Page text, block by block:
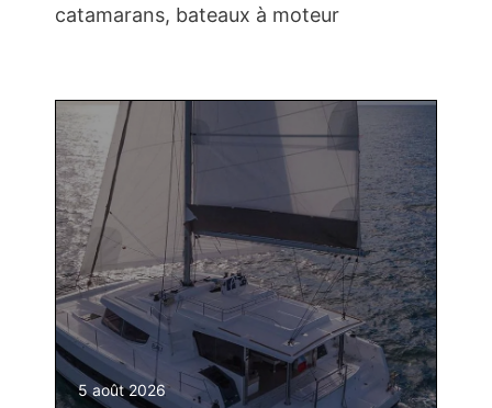
catamarans, bateaux à moteur
5 août 2026